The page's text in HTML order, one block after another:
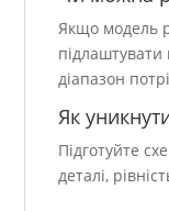
Якщо модель
підлаштувати
діапазон
Як
Підготуйте
деталі,